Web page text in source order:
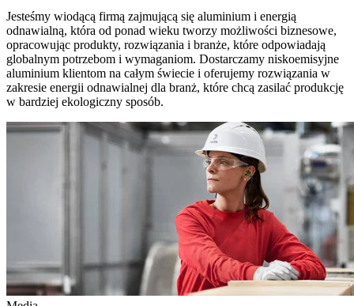
Jesteśmy wiodącą firmą zajmującą się aluminium i energią
odnawialną, która od ponad wieku tworzy możliwości biznesowe,
opracowując produkty, rozwiązania i branże, które odpowiadają
globalnym potrzebom i wymaganiom. Dostarczamy niskoemisyjne
aluminium klientom na całym świecie i oferujemy rozwiązania w
zakresie energii odnawialnej dla branż, które chcą zasilać produkcję
w bardziej ekologiczny sposób.